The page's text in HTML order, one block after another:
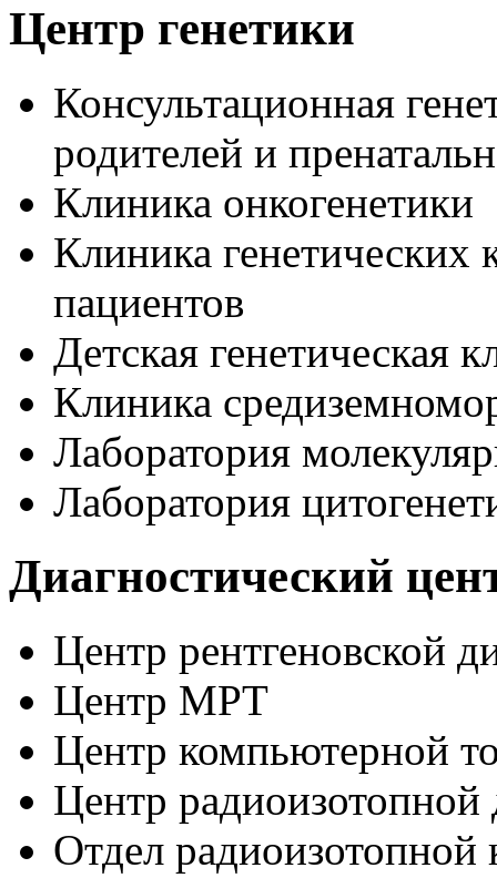
Центр генетики
Консультационная
родителей и
Клиника онкогенетики
Клиника генетических
пациентов
Детская генетическая
Клиника
Лаборатория
Лаборатория
Диагностический
Центр рентгеновской
Центр МРТ
Центр компьютерной
Центр радиоизотопной
Отдел радиоизотопной